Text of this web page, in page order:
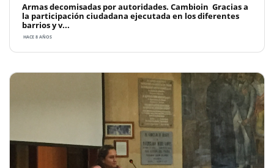
Armas decomisadas por autoridades. Cambioin Gracias a
la participación ciudadana ejecutada en los diferentes
barrios y v...
HACE 8 AÑOS